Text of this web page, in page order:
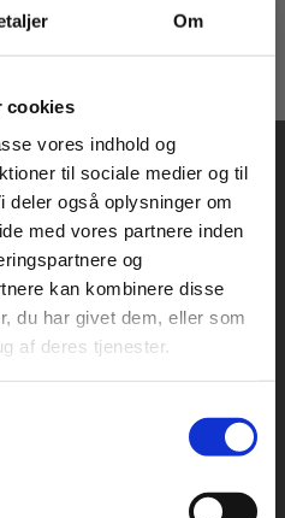
Om
cookies
vores indhold og
til sociale medier og til
også oplysninger om
med vores partnere inden
og
kan kombinere disse
du har givet dem, eller som
af deres tjenester.
masterclasses mm.
som:
For institutioner og
virksomheder. Du
får vist priser ekskl.